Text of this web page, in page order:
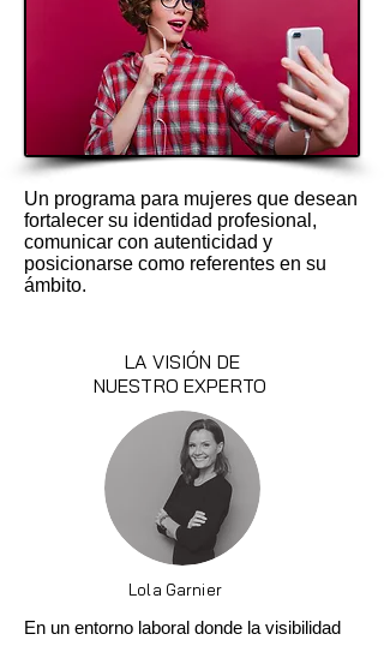
Un programa para mujeres que desean
fortalecer su identidad profesional,
comunicar con autenticidad y
posicionarse como referentes en su
ámbito.
LA VISIÓN DE
NUESTRO EXPERTO
Lola Garnier
En un entorno laboral donde la visibilidad